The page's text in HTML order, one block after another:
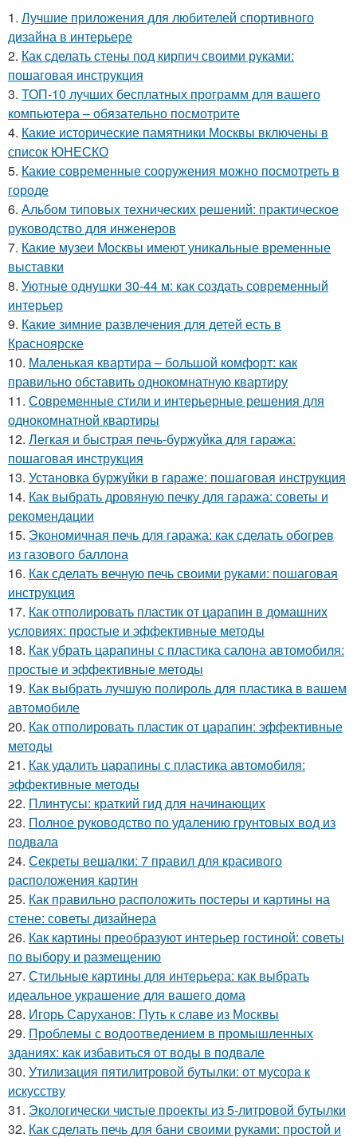
1. Лучшие приложения для любителей спортивного
дизайна в интерьере
2. Как сделать стены под кирпич своими руками:
пошаговая инструкция
3. ТОП-10 лучших бесплатных программ для вашего
компьютера – обязательно посмотрите
4. Какие исторические памятники Москвы включены в
список ЮНЕСКО
5. Какие современные сооружения можно посмотреть в
городе
6. Альбом типовых технических решений: практическое
руководство для инженеров
7. Какие музеи Москвы имеют уникальные временные
выставки
8. Уютные однушки 30-44 м: как создать современный
интерьер
9. Какие зимние развлечения для детей есть в
Красноярске
10. Маленькая квартира – большой комфорт: как
правильно обставить однокомнатную квартиру
11. Современные стили и интерьерные решения для
однокомнатной квартиры
12. Легкая и быстрая печь-буржуйка для гаража:
пошаговая инструкция
13. Установка буржуйки в гараже: пошаговая инструкция
14. Как выбрать дровяную печку для гаража: советы и
рекомендации
15. Экономичная печь для гаража: как сделать обогрев
из газового баллона
16. Как сделать вечную печь своими руками: пошаговая
инструкция
17. Как отполировать пластик от царапин в домашних
условиях: простые и эффективные методы
18. Как убрать царапины с пластика салона автомобиля:
простые и эффективные методы
19. Как выбрать лучшую полироль для пластика в вашем
автомобиле
20. Как отполировать пластик от царапин: эффективные
методы
21. Как удалить царапины с пластика автомобиля:
эффективные методы
22. Плинтусы: краткий гид для начинающих
23. Полное руководство по удалению грунтовых вод из
подвала
24. Секреты вешалки: 7 правил для красивого
расположения картин
25. Как правильно расположить постеры и картины на
стене: советы дизайнера
26. Как картины преобразуют интерьер гостиной: советы
по выбору и размещению
27. Стильные картины для интерьера: как выбрать
идеальное украшение для вашего дома
28. Игорь Саруханов: Путь к славе из Москвы
29. Проблемы с водоотведением в промышленных
зданиях: как избавиться от воды в подвале
30. Утилизация пятилитровой бутылки: от мусора к
искусству
31. Экологически чистые проекты из 5-литровой бутылки
32. Как сделать печь для бани своими руками: простой и